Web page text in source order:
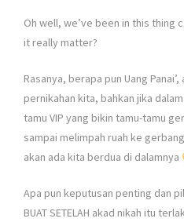
Oh well, we’ve been in this thing
it really matter?
Rasanya, berapa pun Uang
pernikahan kita, bahkan jika
tamu VIP yang bikin tamu-tamu
sampai melimpah ruah ke
akan ada kita berdua di dalamnya
Apa pun keputusan penting dan
BUAT SETELAH akad nikah itu